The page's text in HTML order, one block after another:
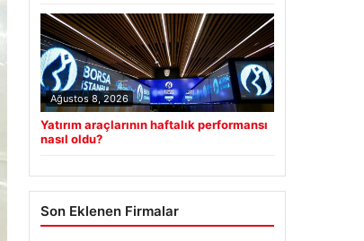
Ağustos 8, 2026
Yatırım araçlarının haftalık performansı
nasıl oldu?
Son Eklenen Firmalar